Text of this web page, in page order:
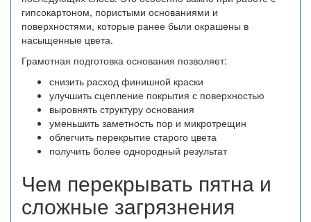
гипсокартоном, пористыми основаниями и
поверхностями, которые ранее были окрашены в
насыщенные цвета.
Грамотная подготовка основания позволяет:
снизить расход финишной краски
улучшить сцепление покрытия с поверхностью
выровнять структуру основания
уменьшить заметность пор и микротрещин
облегчить перекрытие старого цвета
получить более однородный результат
Чем перекрывать пятна и
сложные загрязнения